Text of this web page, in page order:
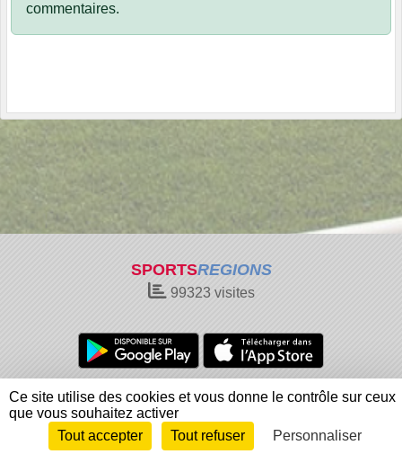
commentaires.
SPORTSREGIONS
99323visites
Charte cookies
Gestion des cookies
Informations légales
Signaler un contenu inapproprié
Envie de participer ?
Connexion
Ce site utilise des cookies et vous donne le contrôle sur ceux
que vous souhaitez activer
Tout accepter
Tout refuser Personnaliser